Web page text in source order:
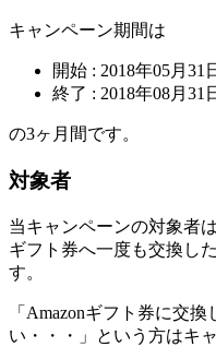
キャンペーン期間は
開始 : 2018年05月31
終了 : 2018年08月31
の3ヶ月間です。
対象者
当キャンペーンの対象者
ギフト券へ一度も交換し
す。
「Amazonギフト券に交
い・・・」という方はキ